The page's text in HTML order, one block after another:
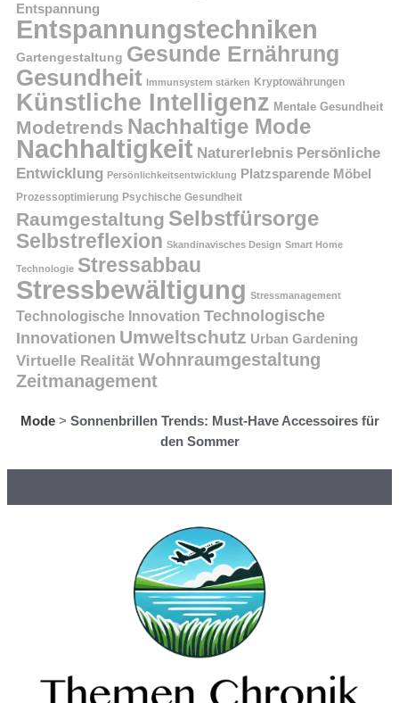
Entspannung
Entspannungstechniken
Gartengestaltung Gesunde Ernährung
Gesundheit Immunsystem stärken Kryptowährungen
Künstliche Intelligenz Mentale Gesundheit
Modetrends Nachhaltige Mode
Nachhaltigkeit Naturerlebnis Persönliche
Entwicklung Persönlichkeitsentwicklung Platzsparende Möbel
Prozessoptimierung Psychische Gesundheit
Raumgestaltung Selbstfürsorge
Selbstreflexion Skandinavisches Design Smart Home
Technologie Stressabbau
Stressbewältigung Stressmanagement
Technologische Innovation Technologische
Innovationen Umweltschutz Urban Gardening
Virtuelle Realität Wohnraumgestaltung
Zeitmanagement
Mode> Sonnenbrillen Trends: Must-Have Accessoires für
den Sommer